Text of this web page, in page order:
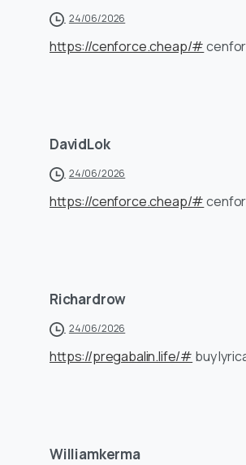
24/06/2026
https://cenforce.cheap/#
DavidLok
24/06/2026
https://cenforce.cheap/#
Richardrow
24/06/2026
https://pregabalin.life/# buy
Williamkerma